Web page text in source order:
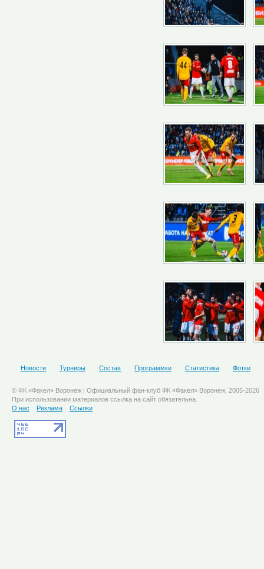
Новости Турниры Состав Программки Статистика Фотки
© ФК «Факел» Воронеж | Официальный фан-клуб ФК «Факел» Воронеж, 2005-2026
При использовании материалов ссылка на сайт обязательна.
О нас
Реклама Ссылки